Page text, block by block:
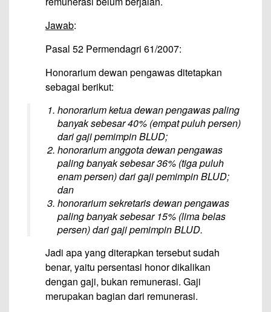
Jawab:
Pasal 52 Permendagri 61/2007:
Honorarium dewan pengawas ditetapkan
sebagai berikut:
honorarium ketua dewan pengawas paling
banyak sebesar 40% (empat puluh persen)
dari gaji pemimpin BLUD;
honorarium anggota dewan pengawas
paling banyak sebesar 36% (tiga puluh
enam persen) dari gaji pemimpin BLUD;
dan
honorarium sekretaris dewan pengawas
paling banyak sebesar 15% (lima belas
persen) dari gaji pemimpin BLUD.
Jadi apa yang diterapkan tersebut sudah
benar, yaitu persentasi honor dikalikan
dengan gaji, bukan remunerasi. Gaji
merupakan bagian dari remunerasi.